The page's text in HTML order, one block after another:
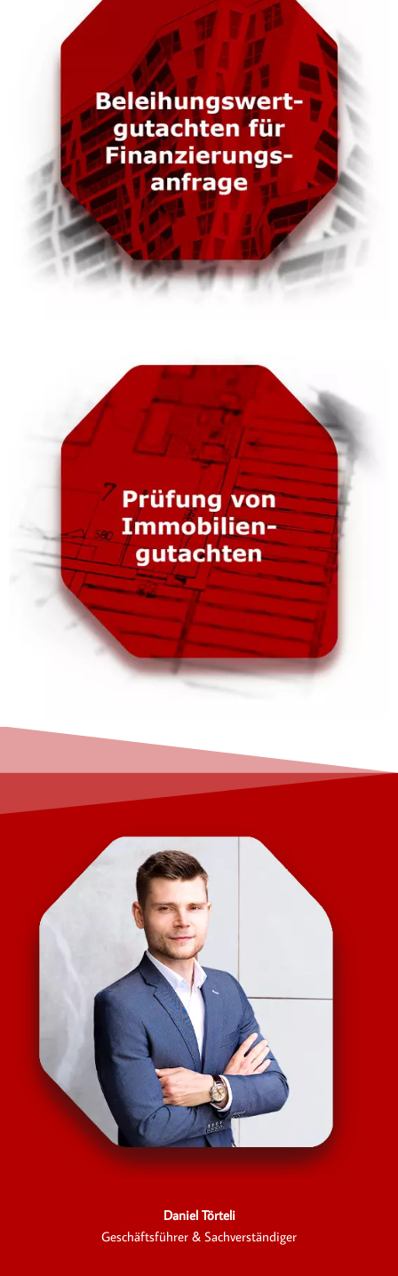
Daniel Törteli
Geschäftsführer & Sachverständiger